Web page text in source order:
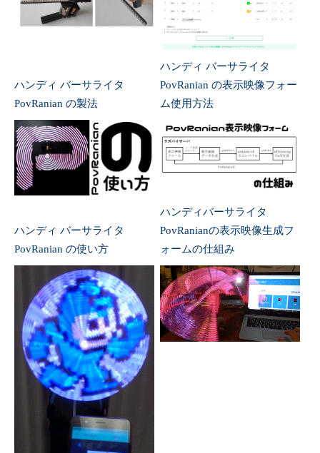
ハンディ バーサライタ
PovRanian の製法
ハンディ バーサライタ
PovRanian の表示映像フォー
ム使用方法
ハンディ バーサライタ
PovRanian の使い方
ハンディバーサライタ
PovRanianの表示映像生成フ
ォームの仕組み